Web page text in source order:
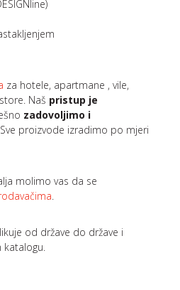
za hotele, apartmane , vile,
Naš pristup je
zadovoljimo i
proizvode izradimo po mjeri
molimo vas da se
.
od države do države i
katalogu.